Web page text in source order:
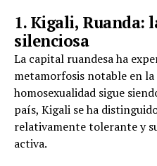
1. Kigali, Ruanda:
silenciosa
La capital ruandesa ha
metamorfosis notable en
homosexualidad sigue
país, Kigali se ha
relativamente tolerante y
activa.